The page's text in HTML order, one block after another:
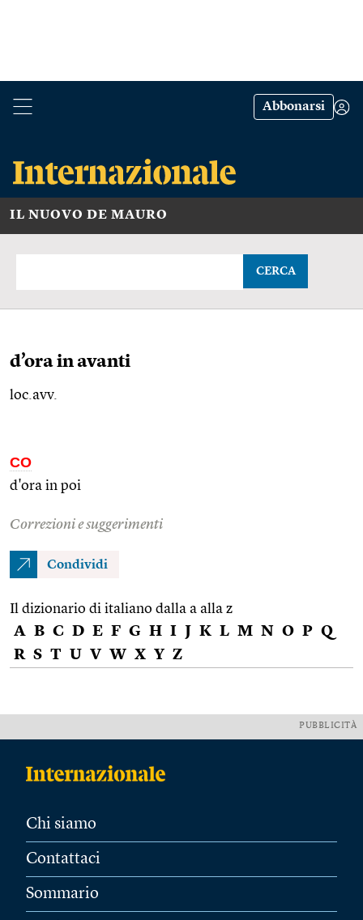
Abbonarsi
IL NUOVO DE MAURO
CERCA
d’ora in avanti
loc.avv.
CO
d'ora in poi
Correzioni e suggerimenti
Condividi
Il dizionario di italiano dalla a alla z
A B C D E F G H I J K L M N O P Q
R S T U V W X Y Z
PUBBLICITÀ
Chi siamo
Contattaci
Sommario